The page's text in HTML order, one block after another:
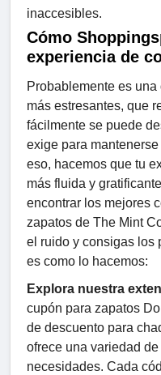
inaccesibles.
Cómo
experiencia de
Probablemente es
más estresantes, que
fácilmente se puede
exige para
eso, hacemos que tu
más fluida y
encontrar los mejores
zapatos de The Mint
el ruido y consigas los
es como lo hacemos:
Explora nuestra
cupón para zapatos
de descuento para
ofrece una variedad
necesidades. Cada